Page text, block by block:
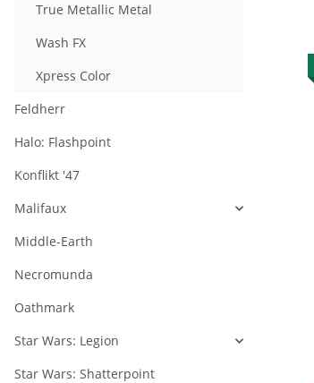
True Metallic Metal
Wash FX
Xpress Color
Feldherr
Halo: Flashpoint
Konflikt '47
Malifaux
Middle-Earth
Necromunda
Oathmark
Star Wars: Legion
Star Wars: Shatterpoint